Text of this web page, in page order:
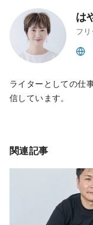
は
フ
ライターとしての仕
信しています。
関連記事